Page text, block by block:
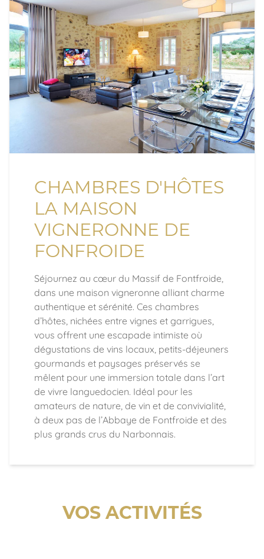
CHAMBRES D'HÔTES
LA MAISON
VIGNERONNE DE
FONFROIDE
Séjournez au cœur du Massif de Fontfroide,
dans une maison vigneronne alliant charme
authentique et sérénité. Ces chambres
d’hôtes, nichées entre vignes et garrigues,
vous offrent une escapade intimiste où
dégustations de vins locaux, petits-déjeuners
gourmands et paysages préservés se
mêlent pour une immersion totale dans l’art
de vivre languedocien. Idéal pour les
amateurs de nature, de vin et de convivialité,
à deux pas de l’Abbaye de Fontfroide et des
plus grands crus du Narbonnais.
VOS ACTIVITÉS